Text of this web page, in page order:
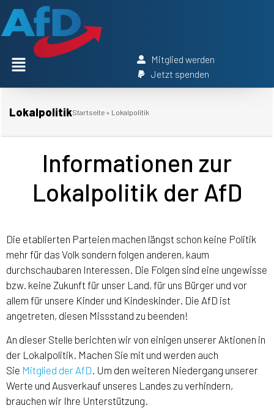
Mitglied werden
Jetzt spenden
LokalpolitikStartseite » Lokalpolitik
Informationen zur
Lokalpolitik der AfD
Die etablierten Parteien machen längst schon keine Politik
mehr für das Volk sondern folgen anderen, kaum
durchschaubaren Interessen. Die Folgen sind eine ungewisse
bzw. keine Zukunft für unser Land, für uns Bürger und vor
allem für unsere Kinder und Kindeskinder. Die AfD ist
angetreten, diesen Missstand zu beenden!
An dieser Stelle berichten wir von einigen unserer Aktionen in
der Lokalpolitik. Machen Sie mit und werden auch
Sie Mitglied der AfD. Um den weiteren Niedergang unserer
Werte und Ausverkauf unseres Landes zu verhindern,
brauchen wir Ihre Unterstützung.